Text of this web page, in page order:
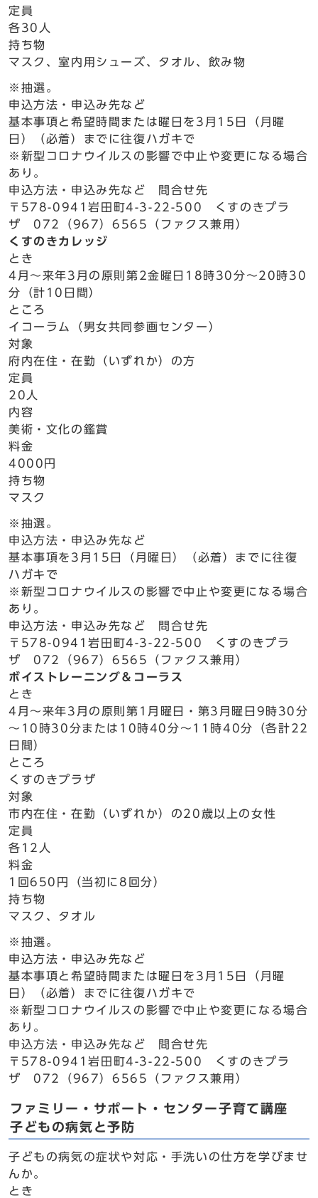
定員
各30人
持ち物
マスク、室内用シューズ、タオル、飲み物
※抽選。
申込方法・申込み先など
基本事項と希望時間または曜日を3月15日（月曜
日）（必着）までに往復ハガキで
※新型コロナウイルスの影響で中止や変更になる場合
あり。
申込方法・申込み先など 問合せ先
〒578-0941岩田町4-3-22-500 くすのきプラ
ザ 072（967）6565（ファクス兼用）
くすのきカレッジ
とき
4月～来年3月の原則第2金曜日18時30分～20時30
分（計10日間）
ところ
イコーラム（男女共同参画センター）
対象
府内在住・在勤（いずれか）の方
定員
20人
内容
美術・文化の鑑賞
料金
4000円
持ち物
マスク
※抽選。
申込方法・申込み先など
基本事項を3月15日（月曜日）（必着）までに往復
ハガキで
※新型コロナウイルスの影響で中止や変更になる場合
あり。
申込方法・申込み先など 問合せ先
〒578-0941岩田町4-3-22-500 くすのきプラ
ザ 072（967）6565（ファクス兼用）
ボイストレーニング＆コーラス
とき
4月～来年3月の原則第1月曜日・第3月曜日9時30分
～10時30分または10時40分～11時40分（各計22
日間）
ところ
くすのきプラザ
対象
市内在住・在勤（いずれか）の20歳以上の女性
定員
各12人
料金
1回650円（当初に8回分）
持ち物
マスク、タオル
※抽選。
申込方法・申込み先など
基本事項と希望時間または曜日を3月15日（月曜
日）（必着）までに往復ハガキで
※新型コロナウイルスの影響で中止や変更になる場合
あり。
申込方法・申込み先など 問合せ先
〒578-0941岩田町4-3-22-500 くすのきプラ
ザ 072（967）6565（ファクス兼用）
ファミリー・サポート・センター子育て講座
子どもの病気と予防
子どもの病気の症状や対応・手洗いの仕方を学びませ
んか。
とき